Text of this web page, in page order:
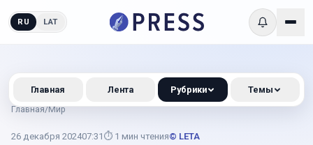
RU LAT
Главная/Мир
26 декабря 202407:31 ⏱ 1 мин чтения© LETA
Главная Лента Рубрики Темы